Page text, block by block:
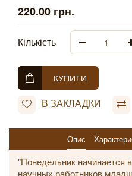
220.00 грн.
Кількість
КУПИТИ
В ЗАКЛАДКИ
Опис
"Понедельник начинается
научных работников